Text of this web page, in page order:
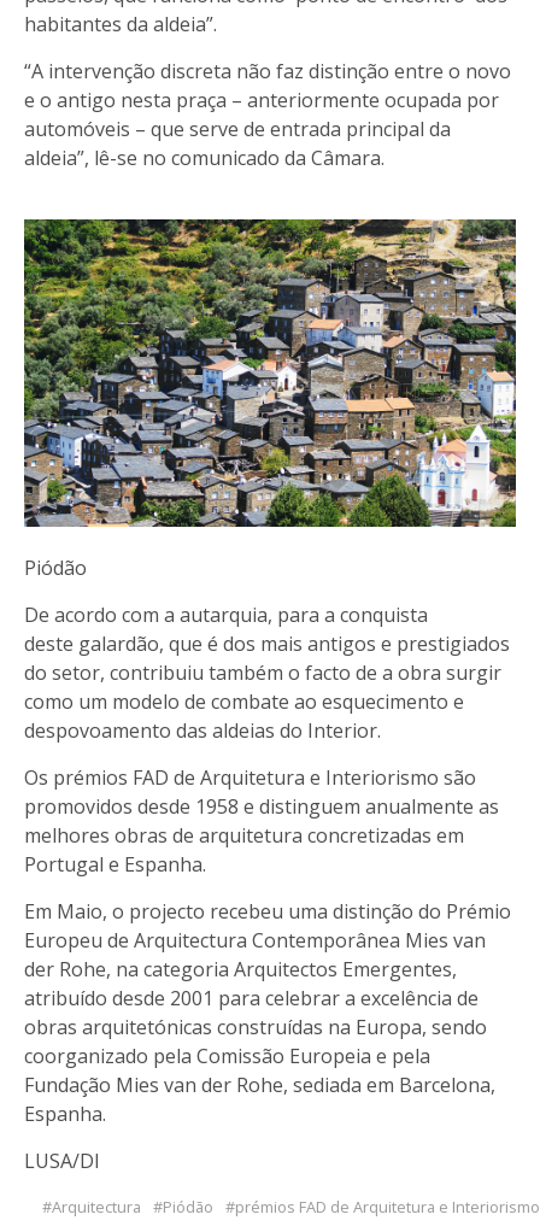
habitantes da aldeia”.
“A intervenção discreta não faz distinção entre o novo
e o antigo nesta praça – anteriormente ocupada por
automóveis – que serve de entrada principal da
aldeia”, lê-se no comunicado da Câmara.
Piódão
De acordo com a autarquia, para a conquista
deste galardão, que é dos mais antigos e prestigiados
do setor, contribuiu também o facto de a obra surgir
como um modelo de combate ao esquecimento e
despovoamento das aldeias do Interior.
Os prémios FAD de Arquitetura e Interiorismo são
promovidos desde 1958 e distinguem anualmente as
melhores obras de arquitetura concretizadas em
Portugal e Espanha.
Em Maio, o projecto recebeu uma distinção do Prémio
Europeu de Arquitectura Contemporânea Mies van
der Rohe, na categoria Arquitectos Emergentes,
atribuído desde 2001 para celebrar a excelência de
obras arquitetónicas construídas na Europa, sendo
coorganizado pela Comissão Europeia e pela
Fundação Mies van der Rohe, sediada em Barcelona,
Espanha.
LUSA/DI
Arquitectura Piódão prémios FAD de Arquitetura e Interiorismo